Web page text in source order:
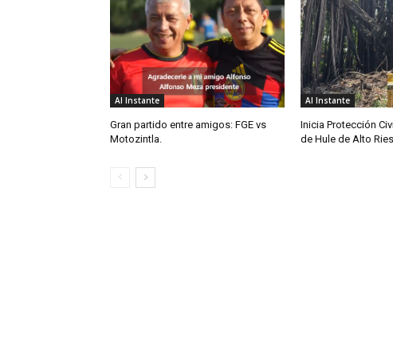
Al Instante
Gran partido entre amigos: FGE vs
Motozintla.
Al Instante
Inicia Protección
de Hule de Alto